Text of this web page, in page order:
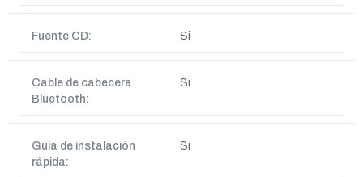
Fuente CD: Si
Cable de cabecera
Bluetooth:
Si
Guía de instalación
rápida:
Si